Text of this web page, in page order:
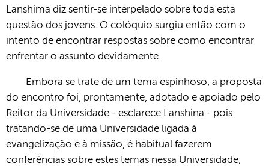
Lanshima diz sentir-se interpelado sobre toda esta
questão dos jovens. O colóquio surgiu então com o
intento de encontrar respostas sobre como encontrar
enfrentar o assunto devidamente.
Embora se trate de um tema espinhoso, a proposta
do encontro foi, prontamente, adotado e apoiado pelo
Reitor da Universidade - esclarece Lanshina - pois
tratando-se de uma Universidade ligada à
evangelização e à missão, é habitual fazerem
conferências sobre estes temas nessa Universidade,